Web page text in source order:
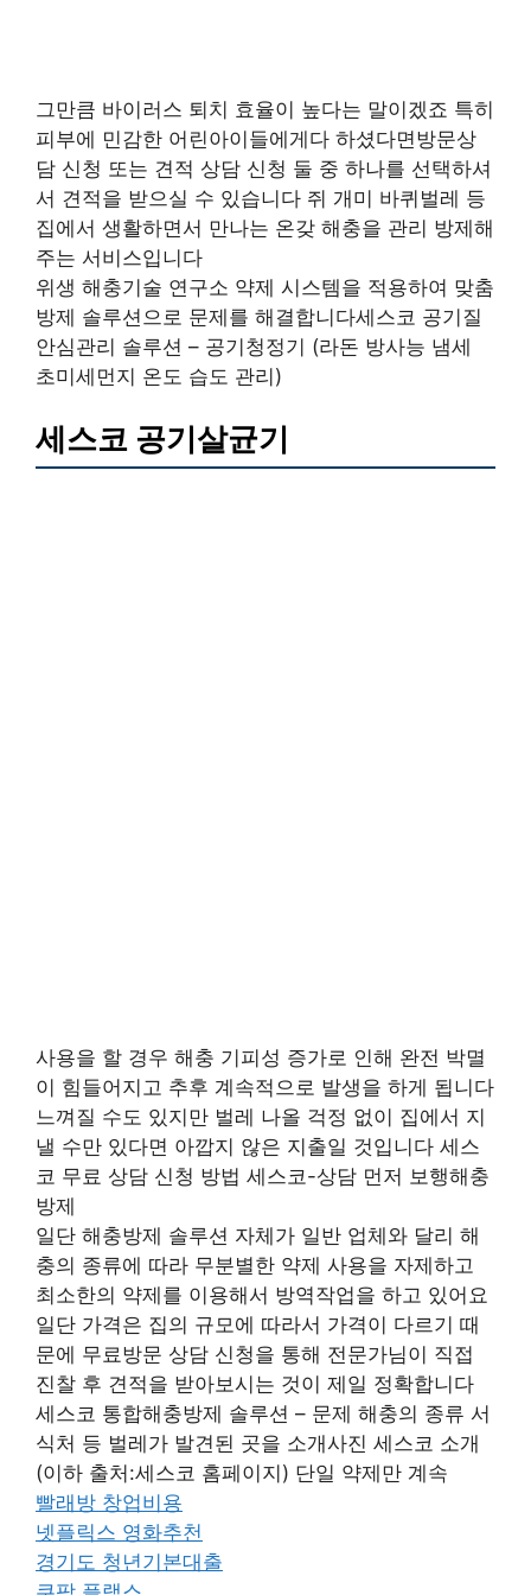
그만큼 바이러스 퇴치 효율이 높다는 말이겠죠 특히
피부에 민감한 어린아이들에게다 하셨다면방문상
담 신청 또는 견적 상담 신청 둘 중 하나를 선택하셔
서 견적을 받으실 수 있습니다 쥐 개미 바퀴벌레 등
집에서 생활하면서 만나는 온갖 해충을 관리 방제해
주는 서비스입니다
위생 해충기술 연구소 약제 시스템을 적용하여 맞춤
방제 솔루션으로 문제를 해결합니다세스코 공기질
안심관리 솔루션 – 공기청정기 (라돈 방사능 냄세
초미세먼지 온도 습도 관리)
세스코 공기살균기
사용을 할 경우 해충 기피성 증가로 인해 완전 박멸
이 힘들어지고 추후 계속적으로 발생을 하게 됩니다
느껴질 수도 있지만 벌레 나올 걱정 없이 집에서 지
낼 수만 있다면 아깝지 않은 지출일 것입니다 세스
코 무료 상담 신청 방법 세스코-상담 먼저 보행해충
방제
일단 해충방제 솔루션 자체가 일반 업체와 달리 해
충의 종류에 따라 무분별한 약제 사용을 자제하고
최소한의 약제를 이용해서 방역작업을 하고 있어요
일단 가격은 집의 규모에 따라서 가격이 다르기 때
문에 무료방문 상담 신청을 통해 전문가님이 직접
진찰 후 견적을 받아보시는 것이 제일 정확합니다
세스코 통합해충방제 솔루션 – 문제 해충의 종류 서
식처 등 벌레가 발견된 곳을 소개사진 세스코 소개
(이하 출처:세스코 홈페이지) 단일 약제만 계속
빨래방 창업비용
넷플릭스 영화추천
경기도 청년기본대출